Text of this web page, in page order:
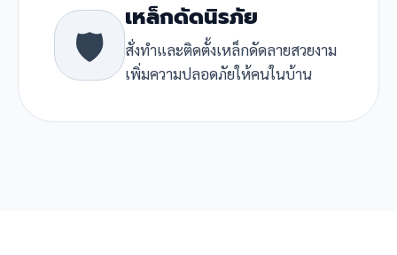
🛡️
เหล็กดัดนิรภัย
สั่งทำและติดตั้งเหล็กดัดลายสวยงาม
เพิ่มความปลอดภัยให้คนในบ้าน